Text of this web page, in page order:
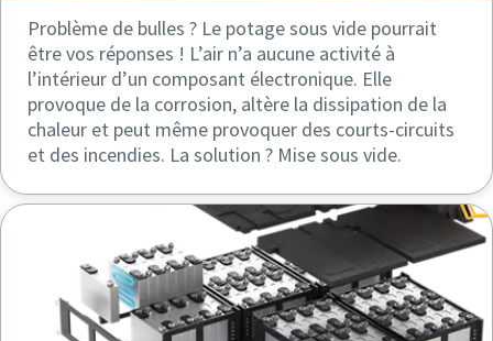
Problème de bulles ? Le potage sous vide pourrait
être vos réponses ! L’air n’a aucune activité à
l’intérieur d’un composant électronique. Elle
provoque de la corrosion, altère la dissipation de la
chaleur et peut même provoquer des courts-circuits
et des incendies. La solution ? Mise sous vide.